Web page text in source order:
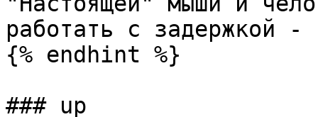
работать с задержкой -
{% endhint %}
### up